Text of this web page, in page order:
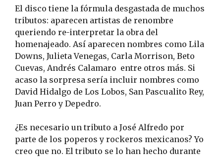
El disco tiene la fórmula desgastada de muchos
tributos: aparecen artistas de renombre
queriendo re-interpretar la obra del
homenajeado. Así aparecen nombres como Lila
Downs, Julieta Venegas, Carla Morrison, Beto
Cuevas, Andrés Calamaro entre otros más. Si
acaso la sorpresa sería incluir nombres como
David Hidalgo de Los Lobos, San Pascualito Rey,
Juan Perro y Depedro.
¿Es necesario un tributo a José Alfredo por
parte de los poperos y rockeros mexicanos? Yo
creo que no. El tributo se lo han hecho durante